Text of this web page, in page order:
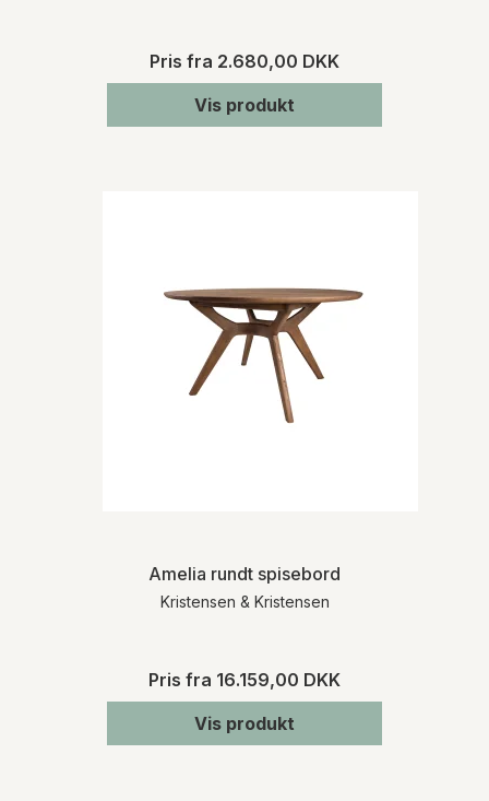
Pris fra 2.680,00 DKK
Vis produkt
Amelia rundt spisebord
Kristensen & Kristensen
Pris fra 16.159,00 DKK
Vis produkt